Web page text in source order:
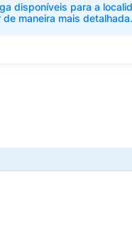
disponíveis para a
maneira mais detalhada.